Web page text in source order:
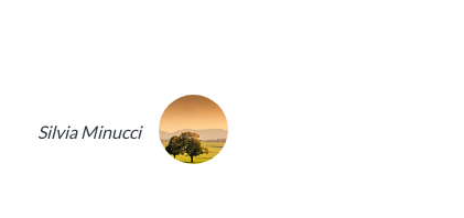
Silvia Minucci